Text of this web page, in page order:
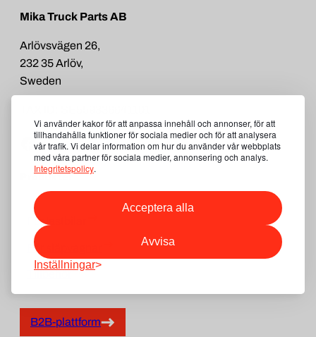
Vi använder kakor för att anpassa innehåll och annonser, för att
tillhandahålla funktioner för sociala medier och för att analysera
vår trafik. Vi delar information om hur du använder vår webbplats
med våra partner för sociala medier, annonsering och analys.
Integritetspolicy.
Acceptera alla
Avvisa
Inställningar
Mika Truck Parts AB
Arlövsvägen 26,
232 35 Arlöv,
Sweden
Facebook
Produkter
För lastbilar
För släpvagnar
Tillbehör
B2B-plattform